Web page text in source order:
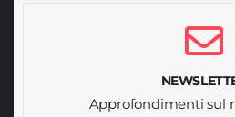
Approfondimenti sul